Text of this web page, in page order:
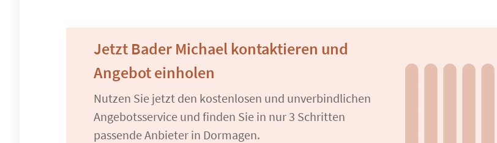
Jetzt Bader Michael kontaktieren und
Angebot einholen
Nutzen Sie jetzt den kostenlosen und unverbindlichen
Angebotsservice und finden Sie in nur 3 Schritten
passende Anbieter in Dormagen.